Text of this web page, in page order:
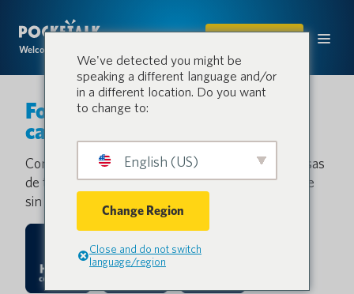
Welcome to the conversation.
COMPRAR
Fortalezca cada eslabón de la
cadena.
Con Pocketalk, proveedores, fabricantes, empresas
de transporte y otros socios pueden comunicarse
sin problemas en varios idiomas.
We've detected you might be
speaking a different language and/or
in a different location. Do you want
to change to:
English (US)
Change Region
Close and do not switch
language/region